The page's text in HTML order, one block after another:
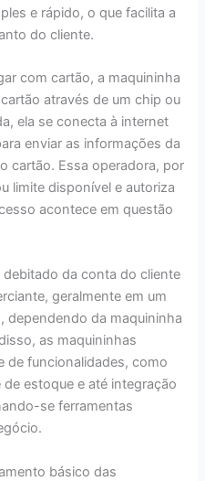
e rápido, o que facilita a
do cliente.
com cartão, a maquininha
através de um chip ou
ela se conecta à internet
enviar as informações da
cartão. Essa operadora, por
limite disponível e autoriza
acontece em questão
da conta do cliente
geralmente em um
dependendo da maquininha
as maquininhas
de funcionalidades, como
estoque e até integração
se ferramentas
básico das